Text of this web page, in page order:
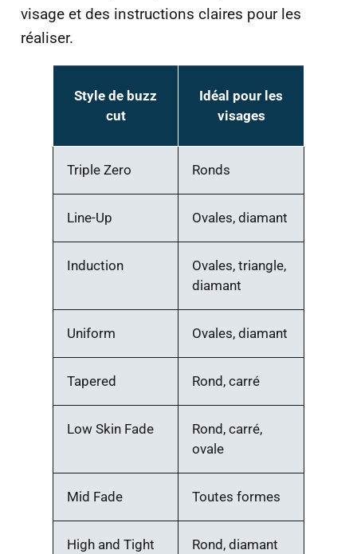
visage et des instructions claires pour les
réaliser.
Style de buzz
cut
Idéal pour les
visages
Triple Zero Ronds
Line-Up Ovales, diamant
Induction
Ovales, triangle,
diamant
Uniform Ovales, diamant
Tapered Rond, carré
Low Skin Fade
Rond, carré,
ovale
Mid Fade Toutes formes
High and Tight Rond, diamant